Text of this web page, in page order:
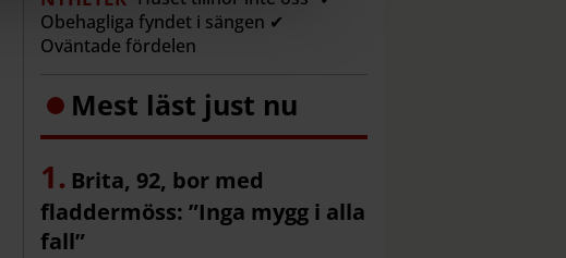
Obehagliga fyndet i sängen ✔
Oväntade fördelen
Mest läst just nu
Brita, 92, bor med
fladdermöss: ”Inga mygg i alla
fall”